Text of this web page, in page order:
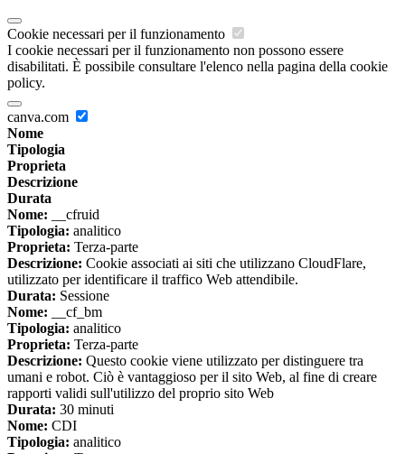
Cookie necessari per il funzionamento
I cookie necessari per il funzionamento non possono essere
disabilitati. È possibile consultare l'elenco nella pagina della cookie
policy.
canva.com
Nome
Tipologia
Proprieta
Descrizione
Durata
Nome: __cfruid
Tipologia: analitico
Proprieta: Terza-parte
Descrizione: Cookie associati ai siti che utilizzano CloudFlare,
utilizzato per identificare il traffico Web attendibile.
Durata: Sessione
Nome: __cf_bm
Tipologia: analitico
Proprieta: Terza-parte
Descrizione: Questo cookie viene utilizzato per distinguere tra
umani e robot. Ciò è vantaggioso per il sito Web, al fine di creare
rapporti validi sull'utilizzo del proprio sito Web
Durata: 30 minuti
Nome: CDI
Tipologia: analitico